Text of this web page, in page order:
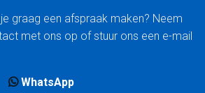
graag een afspraak maken? Neem
met ons op of stuur ons een e-mail
WhatsApp